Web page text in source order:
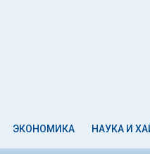
ЭКОНОМИКА НАУКА И